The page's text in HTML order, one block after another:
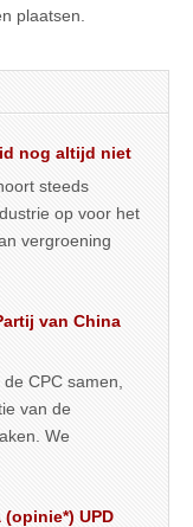
plaatsen.
nog altijd niet
steeds
op voor het
vergroening
van China
CPC samen,
van de
We
UPD